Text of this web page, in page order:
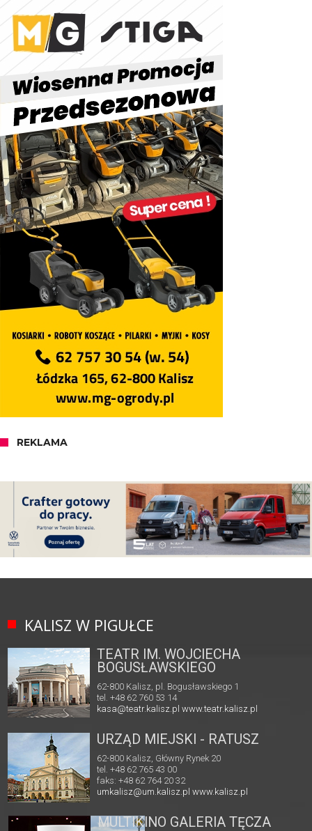
REKLAMA
KALISZ W PIGUŁCE
TEATR IM. WOJCIECHA
BOGUSŁAWSKIEGO
62-800 Kalisz, pl. Bogusławskiego 1
tel. +48 62 760 53 14
kasa@teatr.kalisz.pl www.teatr.kalisz.pl
URZĄD MIEJSKI - RATUSZ
62-800 Kalisz, Główny Rynek 20
tel. +48 62 765 43 00
faks: +48 62 764 20 32
umkalisz@um.kalisz.plwww.kalisz.pl
MULTIKINO GALERIA TĘCZA